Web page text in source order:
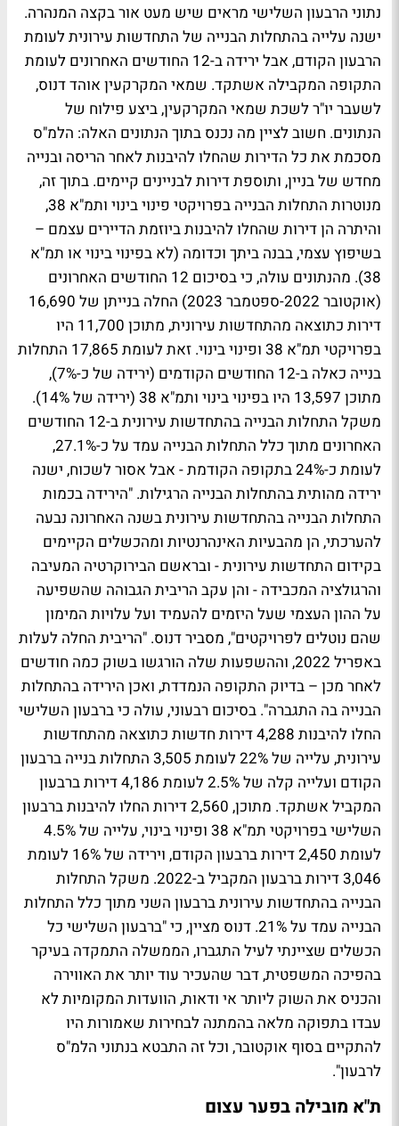
נתוני הרבעון השלישי מראים שיש מעט אור בקצה המנהרה.
ישנה עלייה בהתחלות הבנייה של התחדשות עירונית לעומת
הרבעון הקודם, אבל ירידה ב-12 החודשים האחרונים לעומת
התקופה המקבילה אשתקד. שמאי המקרקעין אוהד דנוס,
לשעבר יו"ר לשכת שמאי המקרקעין, ביצע פילוח של
הנתונים. חשוב לציין מה נכנס בתוך הנתונים האלה: הלמ"ס
מסכמת את כל הדירות שהחלו להיבנות לאחר הריסה ובנייה
מחדש של בניין, ותוספת דירות לבניינים קיימים. בתוך זה,
מנוטרות התחלות הבנייה בפרויקטי פינוי בינוי ותמ"א 38,
והיתרה הן דירות שהחלו להיבנות ביוזמת הדיירים עצמם –
בשיפוץ עצמי, בבנה ביתך וכדומה (לא בפינוי בינוי או תמ"א
38). מהנתונים עולה, כי בסיכום 12 החודשים האחרונים
(אוקטובר 2022-ספטמבר 2023) החלה בנייתן של 16,690
דירות כתוצאה מהתחדשות עירונית, מתוכן 11,700 היו
בפרויקטי תמ"א 38 ופינוי בינוי. זאת לעומת 17,865 התחלות
בנייה כאלה ב-12 החודשים הקודמים (ירידה של כ-7%),
מתוכן 13,597 היו בפינוי בינוי ותמ"א 38 (ירידה של 14%).
משקל התחלות הבנייה בהתחדשות עירונית ב-12 החודשים
האחרונים מתוך כלל התחלות הבנייה עמד על כ-27.1%,
לעומת כ-24% בתקופה הקודמת - אבל אסור לשכוח, ישנה
ירידה מהותית בהתחלות הבנייה הרגילות. "הירידה בכמות
התחלות הבנייה בהתחדשות עירונית בשנה האחרונה נבעה
להערכתי, הן מהבעיות האינהרנטיות ומהכשלים הקיימים
בקידום התחדשות עירונית - ובראשם הבירוקרטיה המעיבה
והרגולציה המכבידה - והן עקב הריבית הגבוהה שהשפיעה
על ההון העצמי שעל היזמים להעמיד ועל עלויות המימון
שהם נוטלים לפרויקטים", מסביר דנוס. "הריבית החלה לעלות
באפריל 2022, וההשפעות שלה הורגשו בשוק כמה חודשים
לאחר מכן – בדיוק התקופה הנמדדת, ואכן הירידה בהתחלות
הבנייה בה התגברה". בסיכום רבעוני, עולה כי ברבעון השלישי
החלו להיבנות 4,288 דירות חדשות כתוצאה מהתחדשות
עירונית, עלייה של 22% לעומת 3,505 התחלות בנייה ברבעון
הקודם ועלייה קלה של 2.5% לעומת 4,186 דירות ברבעון
המקביל אשתקד. מתוכן, 2,560 דירות החלו להיבנות ברבעון
השלישי בפרויקטי תמ"א 38 ופינוי בינוי, עלייה של 4.5%
לעומת 2,450 דירות ברבעון הקודם, וירידה של 16% לעומת
3,046 דירות ברבעון המקביל ב-2022. משקל התחלות
הבנייה בהתחדשות עירונית ברבעון השני מתוך כלל התחלות
הבנייה עמד על 21%. דנוס מציין, כי "ברבעון השלישי כל
הכשלים שציינתי לעיל התגברו, הממשלה התמקדה בעיקר
בהפיכה המשפטית, דבר שהעכיר עוד יותר את האווירה
והכניס את השוק ליותר אי ודאות, הוועדות המקומיות לא
עבדו בתפוקה מלאה בהמתנה לבחירות שאמורות היו
להתקיים בסוף אוקטובר, וכל זה התבטא בנתוני הלמ"ס
לרבעון".
ת"א מובילה בפער עצום